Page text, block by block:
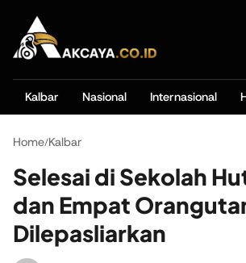
Kalbar Nasional Internasional
Home/Kalbar
Selesai di Sekolah
dan Empat
Dilepasliarkan